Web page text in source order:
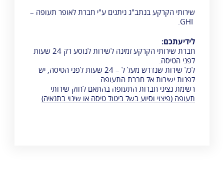
שירותי הקרקע בנתב"ג ניתנים ע"י חברת לאופר תעופה –
לידיעתכם:
חברת שירותי הקרקע זמינה לשירות לנוסע רק 24 שעות
לפני הטיסה.
לכל שירות שנדרש מעל ל – 24 שעות לפני הטיסה, יש
לפנות ישירות אל חברת התעופה.
רשימת נציגי חברות התעופה בהתאם לחוק שירותי
תעופה (פיצוי וסיוע בשל ביטול טיסה או שינוי בתנאיה)